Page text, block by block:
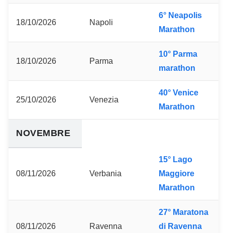
18/10/2026 Napoli
6° Neapolis
Marathon
18/10/2026 Parma
10° Parma
marathon
25/10/2026 Venezia
40° Venice
Marathon
NOVEMBRE
08/11/2026 Verbania
15° Lago
Maggiore
Marathon
08/11/2026 Ravenna
27° Maratona
di Ravenna